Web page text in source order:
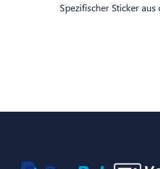
Spezifischer Sticker